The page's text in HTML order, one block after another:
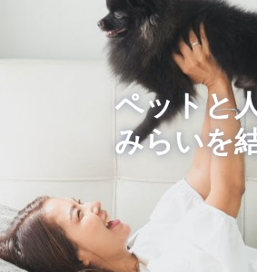
ペットと
みらいを